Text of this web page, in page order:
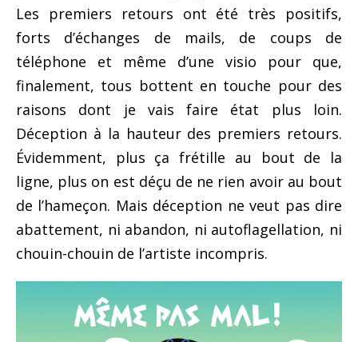
Les premiers retours ont été très positifs,
forts d’échanges de mails, de coups de
téléphone et même d’une visio pour que,
finalement, tous bottent en touche pour des
raisons dont je vais faire état plus loin.
Déception à la hauteur des premiers retours.
Évidemment, plus ça frétille au bout de la
ligne, plus on est déçu de ne rien avoir au bout
de l’hameçon. Mais déception ne veut pas dire
abattement, ni abandon, ni autoflagellation, ni
chouin-chouin de l’artiste incompris.